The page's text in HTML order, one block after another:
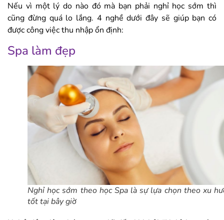
Nếu vì một lý do nào đó mà bạn phải nghỉ học sớm thì
cũng đừng quá lo lắng. 4 nghề dưới đây sẽ giúp bạn có
được công việc thu nhập ổn định:
Spa làm đẹp
Nghỉ học sớm theo học Spa là sự lựa chọn theo xu
tốt tại bây giờ